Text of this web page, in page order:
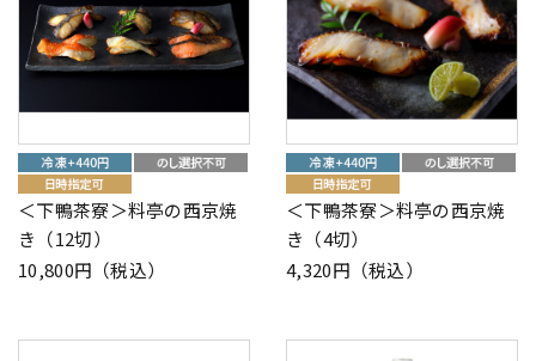
＜下鴨茶寮＞料亭の西京焼
き（12切）
10,800円（税込）
＜下鴨茶寮＞料亭の西京焼
き（4切）
4,320円（税込）